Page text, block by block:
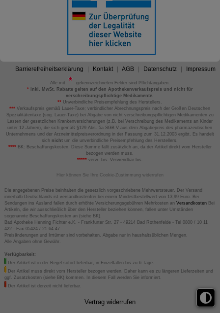
Barrierefreiheitserklärung Kontakt AGB Datenschutz Impressum
Alle mit
gekennzeichneten Felder sind Pflichtangaben.
*inkl. MwSt. Rabatte gelten auf den Apothekenverkaufspreis und nicht für
verschreibungspflichtige Medikamente.
** Unverbindliche Preisempfehlung des Herstellers.
*** Verkaufspreis gemäß Lauer-Taxe; verbindlicher Abrechnungspreis nach der Großen Deutschen
Spezialitätentaxe (sog. Lauer-Taxe) bei Abgabe von nicht verschreibungspflichtigen Medikamenten zu
Lasten der gesetzlichen Krankenversicherungen (z.B. bei Verschreibung des Medikaments an Kinder
unter 12 Jahren), die sich gemäß §129 Abs. 5a SGB V aus dem Abgabepreis des pharmazeutischen
Unternehmens und der Arzneimittelpreisverordnung in der Fassung zum 31.12.2003 ergibt. Es handelt
sich nicht um die unverbindliche Preisempfehlung des Herstellers.
****BK: Beschaffungskosten. Diese Summe fällt zusätzlich an, da der Artikel direkt vom Hersteller
bezogen werden muss.
*****verw. bis: Verwendbar bis.
Hier können Sie Ihre Cookie-Zustimmung widerrufen
Die angegebenen Preise beinhalten die gesetzlich vorgeschriebene Mehrwertsteuer. Der Versand
innerhalb Deutschlands ist versandkostenfrei bei einem Mindestbestellwert von 13,99 Euro. Bei
Sendungen ins Ausland fallen durch erhöhte Versicherungsgebühren Mehrkosten an VersandkostenBei
Artikeln, die wir ausschließlich über den Hersteller beziehen können, fallen unter Umständen
sogenannte Beschaffungskosten an (siehe BK).
Bad Apotheke Henning Fichter e.K. - Frankfurter Str. 27 - 49214 Bad Rothenfelde - Tel 0800 / 10 11
422 - Fax 05424 / 21 64 47
Preisänderungen und Irrtümer sind vorbehalten. Abgabe nur in haushaltsüblichen Mengen.
Alle Angaben ohne Gewähr.
Verfügbarkeit:
Der Artikel ist in der Regel sofort lieferbar, in Einzelfällen bis zu 6 Tage.
Der Artikel muss direkt vom Hersteller bezogen werden. Daher kann es zu längeren Lieferzeiten und
ggf. Zusatzkosten (siehe BK) kommen. In diesem Fall werden Sie informiert.
Der Artikel ist derzeit nicht lieferbar.
Vertrag widerrufen